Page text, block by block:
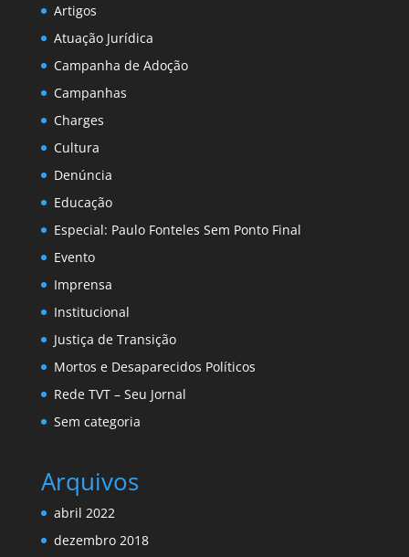
Artigos
Atuação Jurídica
Campanha de Adoção
Campanhas
Charges
Cultura
Denúncia
Educação
Especial: Paulo Fonteles Sem Ponto Final
Evento
Imprensa
Institucional
Justiça de Transição
Mortos e Desaparecidos Políticos
Rede TVT – Seu Jornal
Sem categoria
Arquivos
abril 2022
dezembro 2018